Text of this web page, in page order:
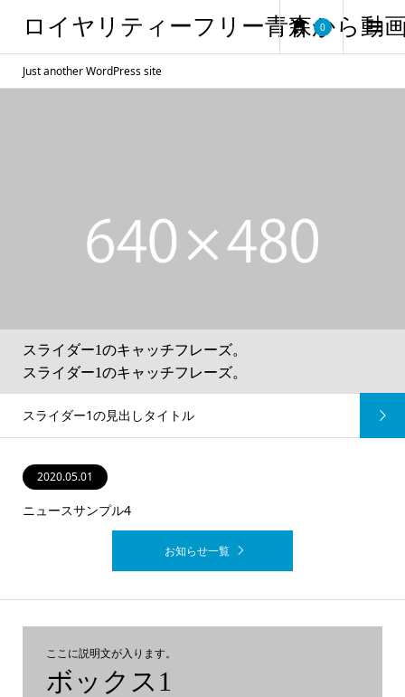
ロイヤリティーフリー青森から動
0
Just another WordPress site
スライダー1のキャッチフレーズ。
スライダー1のキャッチフレーズ。
スライダー1の見出しタイトル
2020.05.01
ニュースサンプル4
2020.05.01
2020.05.01
2020.05.01
お知らせ一覧
ここに説明文が入ります。
ボックス1